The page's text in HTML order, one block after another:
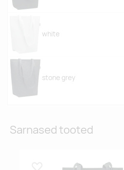
white
stone grey
Sarnased tooted